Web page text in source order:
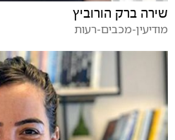
שירה ברק הורוביץ
מודיעין-מכבים-רעות